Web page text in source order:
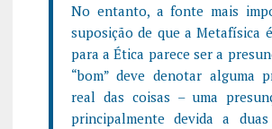
No entanto, a fonte mais
suposição de que a Metafísica
para a Ética parece ser a
“bom” deve denotar alguma
real das coisas – uma
principalmente devida a